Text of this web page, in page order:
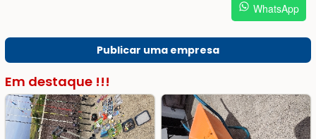
WhatsApp
Publicar uma empresa
Em destaque !!!